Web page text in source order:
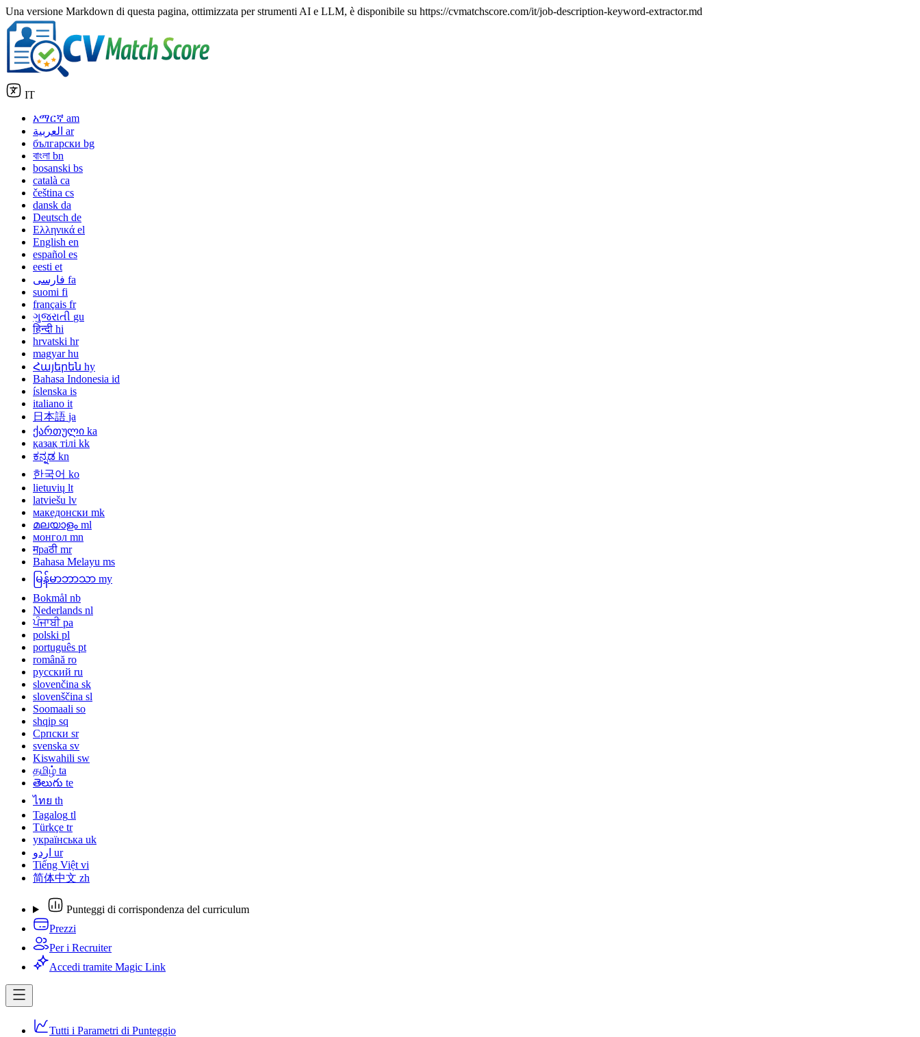
Una versione Markdown di questa pagina, ottimizzata per strumenti AI e LLM, è disponibile su https://cvmatchscore.com/it/job-description-keyword-extractor.md
IT
አማርኛ am
العربية ar
български bg
বাংলা bn
bosanski bs
català ca
čeština cs
dansk da
Deutsch de
Ελληνικά el
English en
español es
eesti et
فارسی fa
suomi fi
français fr
ગુજરાતી gu
हिन्दी hi
hrvatski hr
magyar hu
Հայերեն hy
Bahasa Indonesia id
íslenska is
italiano it
日本語 ja
ქართული ka
қазақ тілі kk
ಕನ್ನಡ kn
한국어 ko
lietuvių lt
latviešu lv
македонски mk
മലയാളം ml
монгол mn
मраठी mr
Bahasa Melayu ms
မြန်မာဘာသာ my
Bokmål nb
Nederlands nl
ਪੰਜਾਬੀ pa
polski pl
português pt
română ro
русский ru
slovenčina sk
slovenščina sl
Soomaali so
shqip sq
Српски sr
svenska sv
Kiswahili sw
தமிழ் ta
తెలుగు te
ไทย th
Tagalog tl
Türkçe tr
українська uk
اردو ur
Tiếng Việt vi
简体中文 zh
Punteggi di corrispondenza del curriculum
Prezzi
Per i Recruiter
Accedi tramite Magic Link
Tutti i Parametri di Punteggio